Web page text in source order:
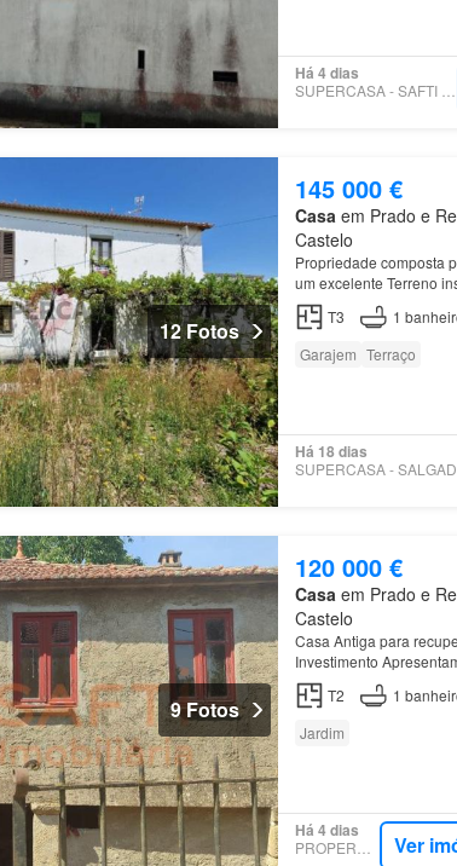
Há 4 dias
12 Fotos
145 000 €
Casa em Prado e
Castelo
Propriedade composta
um excelente Terreno
moradia unifamiliar…
T3 1
Garajem Terraço
Há 18 dias
9 Fotos
120 000 €
Casa em Prado e
Castelo
Casa Antiga para
Investimento
quem procura um
T2 1
Jardim
Há 4 dias
Ver